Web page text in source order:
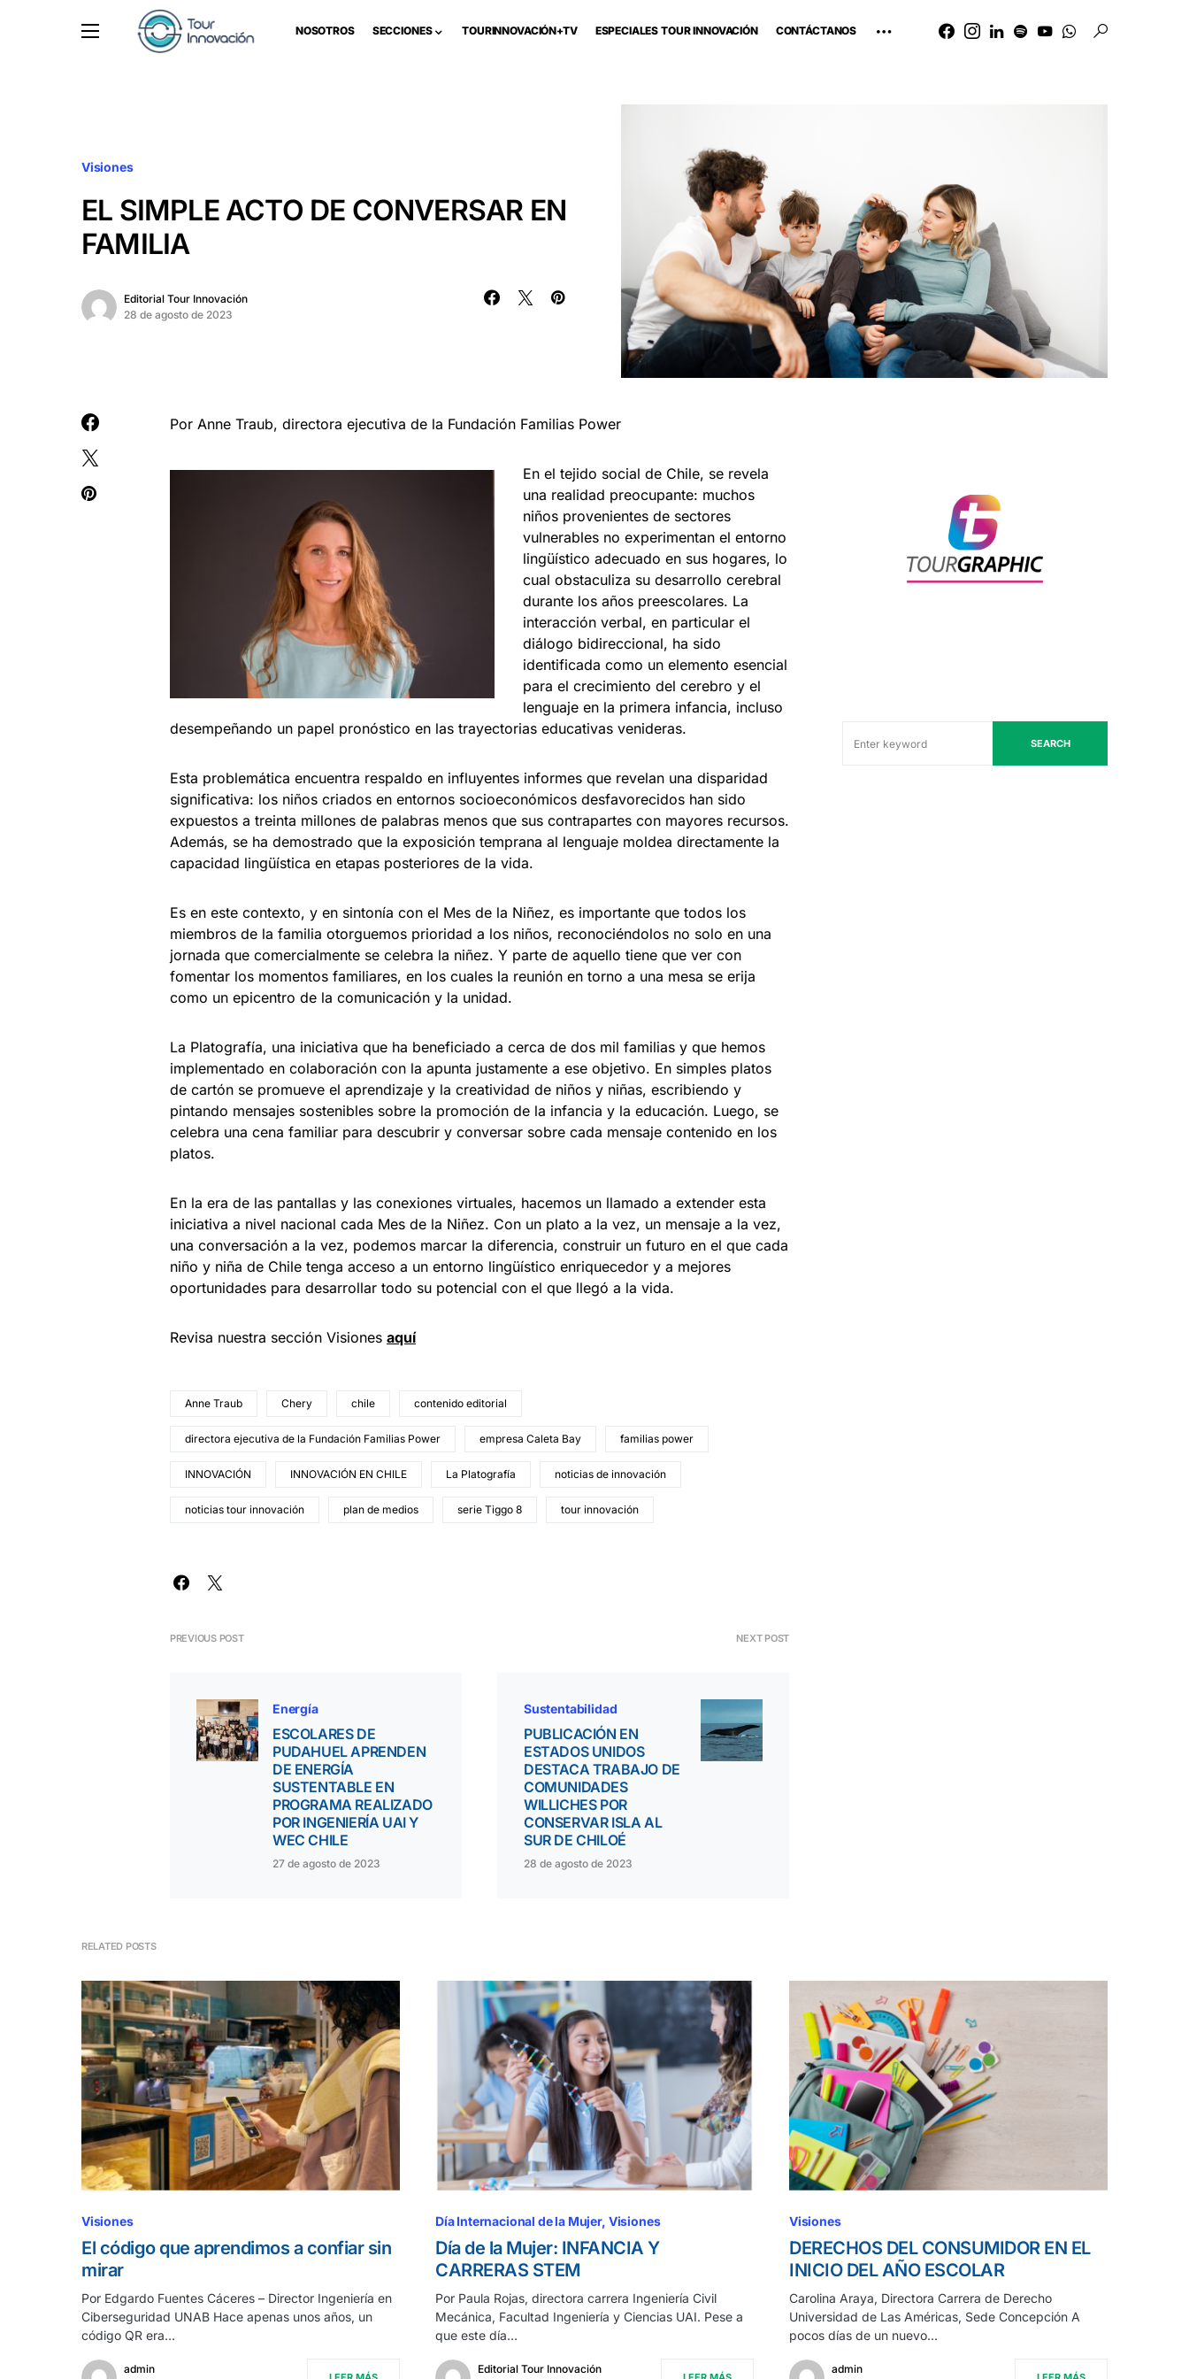
NOSOTROS SECCIONES TOURINNOVACIÓN+TV ESPECIALES TOUR INNOVACIÓN CONTÁCTANOS
Visiones
EL SIMPLE ACTO DE CONVERSAR EN
FAMILIA
Editorial Tour Innovación
28 de agosto de 2023
Por Anne Traub, directora ejecutiva de la Fundación Familias Power
En el tejido social de Chile, se revela
una realidad preocupante: muchos
niños provenientes de sectores
vulnerables no experimentan el entorno
lingüístico adecuado en sus hogares, lo
cual obstaculiza su desarrollo cerebral
durante los años preescolares. La
interacción verbal, en particular el
diálogo bidireccional, ha sido
identificada como un elemento esencial
para el crecimiento del cerebro y el
lenguaje en la primera infancia, incluso
desempeñando un papel pronóstico en las trayectorias educativas venideras.
Esta problemática encuentra respaldo en influyentes informes que revelan una disparidad
significativa: los niños criados en entornos socioeconómicos desfavorecidos han sido
expuestos a treinta millones de palabras menos que sus contrapartes con mayores recursos.
Además, se ha demostrado que la exposición temprana al lenguaje moldea directamente la
capacidad lingüística en etapas posteriores de la vida.
Es en este contexto, y en sintonía con el Mes de la Niñez, es importante que todos los
miembros de la familia otorguemos prioridad a los niños, reconociéndolos no solo en una
jornada que comercialmente se celebra la niñez. Y parte de aquello tiene que ver con
fomentar los momentos familiares, en los cuales la reunión en torno a una mesa se erija
como un epicentro de la comunicación y la unidad.
La Platografía, una iniciativa que ha beneficiado a cerca de dos mil familias y que hemos
implementado en colaboración con la apunta justamente a ese objetivo. En simples platos
de cartón se promueve el aprendizaje y la creatividad de niños y niñas, escribiendo y
pintando mensajes sostenibles sobre la promoción de la infancia y la educación. Luego, se
celebra una cena familiar para descubrir y conversar sobre cada mensaje contenido en los
platos.
En la era de las pantallas y las conexiones virtuales, hacemos un llamado a extender esta
iniciativa a nivel nacional cada Mes de la Niñez. Con un plato a la vez, un mensaje a la vez,
una conversación a la vez, podemos marcar la diferencia, construir un futuro en el que cada
niño y niña de Chile tenga acceso a un entorno lingüístico enriquecedor y a mejores
oportunidades para desarrollar todo su potencial con el que llegó a la vida.
Revisa nuestra sección Visiones aquí
Anne Traub Chery chile contenido editorial
directora ejecutiva de la Fundación Familias Power empresa Caleta Bay familias power
INNOVACIÓN INNOVACIÓN EN CHILE La Platografía noticias de innovación
noticias tour innovación plan de medios serie Tiggo 8 tour innovación
PREVIOUS POST
Energía
ESCOLARES DE
PUDAHUEL APRENDEN
DE ENERGÍA
SUSTENTABLE EN
PROGRAMA REALIZADO
POR INGENIERÍA UAI Y
WEC CHILE
27 de agosto de 2023
NEXT POST
Sustentabilidad
PUBLICACIÓN EN
ESTADOS UNIDOS
DESTACA TRABAJO DE
COMUNIDADES
WILLICHES POR
CONSERVAR ISLA AL
SUR DE CHILOÉ
28 de agosto de 2023
SEARCH
RELATED POSTS
Visiones
El código que aprendimos a confiar sin
mirar
Por Edgardo Fuentes Cáceres – Director Ingeniería en
Ciberseguridad UNAB Hace apenas unos años, un
código QR era…
admin
Día Internacional de la Mujer Visiones
Día de la Mujer: INFANCIA Y
CARRERAS STEM
Por Paula Rojas, directora carrera Ingeniería Civil
Mecánica, Facultad Ingeniería y Ciencias UAI. Pese a
que este día…
Editorial Tour Innovación
Visiones
DERECHOS DEL CONSUMIDOR EN EL
INICIO DEL AÑO ESCOLAR
Carolina Araya, Directora Carrera de Derecho
Universidad de Las Américas, Sede Concepción A
pocos días de un nuevo…
admin